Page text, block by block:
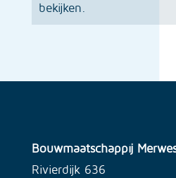
bekijken.
Bouwmaatschappij
Rivierdijk 636